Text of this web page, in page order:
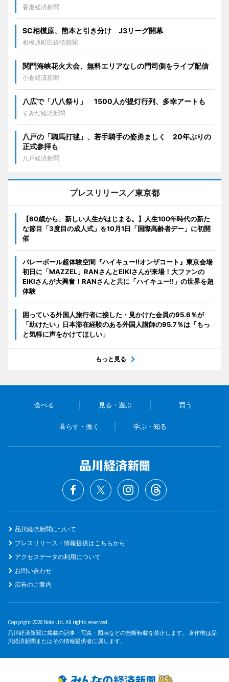
香港経済新聞
SC相模原、熊本と引き分け J3リーグ開幕
相模原町田経済新聞
関門海峡花火大会、無料エリアなしの門司側をライブ配信
小倉経済新聞
八広で「八八祭り」 1500人が提灯行列、多幸アートも
すみだ経済新聞
八戸の「騎馬打毬」、若手騎手の姿勇ましく 20年ぶりの
正式参拝も
八戸経済新聞
プレスリリース／東京都
【60歳から、新しい人生がはじまる。】人生100年時代の新た
な節目「3度目の成人式」を10月1日「国際高齢者デー」に初開
催
バレーボール超体験空間『ハイキュー!!オンザコート』東京会場
初日に「MAZZEL」RANさんとEIKIさんが来場！大ファンの
EIKIさんが大興奮！RANさんと共に「ハイキュー!!」の世界を超
体験
困っている外国人旅行者に接した・見かけた会員の95.6％が
「助けたい」日本滞在経験のある外国人講師の95.7％は「もっ
と気軽に声をかけてほしい」
もっと見る
食べる 見る・遊ぶ 買う
暮らす・働く 学ぶ・知る
品川経済新聞について
プレスリリース・情報提供はこちらから
アクセスデータの利用について
お問い合わせ
広告のご案内
Copyright 2026 Note Ltd. All rights reserved.
品川経済新聞に掲載の記事・写真・図表などの無断転載を禁止します。 著作権は品
川経済新聞またはその情報提供者に属します。